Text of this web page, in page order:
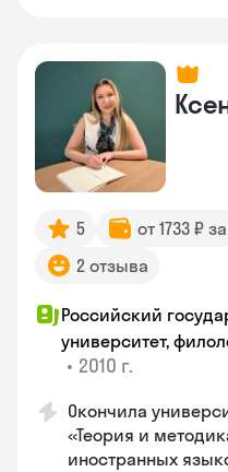
5 от 1733 ₽
2 отзыва
Российский
университет,
• 2010 г.
Окончила
«Теория и
иностранных